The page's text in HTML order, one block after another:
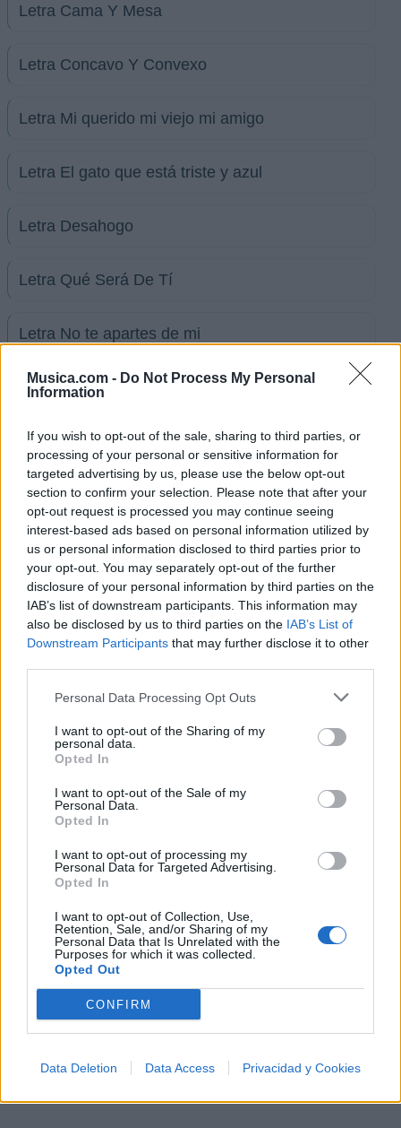
Musica.com - Do Not Process My Personal
Information
If you wish to opt-out of the sale, sharing to third parties, or
processing of your personal or sensitive information for
targeted advertising by us, please use the below opt-out
section to confirm your selection. Please note that after your
opt-out request is processed you may continue seeing
interest-based ads based on personal information utilized by
us or personal information disclosed to third parties prior to
your opt-out. You may separately opt-out of the further
disclosure of your personal information by third parties on the
IAB’s list of downstream participants. This information may
also be disclosed by us to third parties on the IAB’s List of
Downstream Participants that may further disclose it to other
Personal Data Processing Opt Outs
I want to opt-out of the Sharing of my
personal data.
Opted In
I want to opt-out of the Sale of my
Personal Data.
Opted In
I want to opt-out of processing my
Personal Data for Targeted Advertising.
Opted In
I want to opt-out of Collection, Use,
Retention, Sale, and/or Sharing of my
Personal Data that Is Unrelated with the
Purposes for which it was collected.
Opted Out
CONFIRM
Data Deletion Data Access Privacidad y Cookies
Letra Cama Y Mesa
Letra Concavo Y Convexo
Letra Mi querido mi viejo mi amigo
Letra El gato que está triste y azul
Letra Desahogo
Letra Qué Será De Tí
Letra No te apartes de mi
+ Letras de Roberto Carlos
Foro
Biografía de Roberto Carlos
Roberto Carlos: El Rey de la Música Brasileña
Ranking de Roberto Carlos
está en la posición
junio de 2017.
¿Apoyar a Roberto Carlos?
933
Ranking de Roberto Carlos